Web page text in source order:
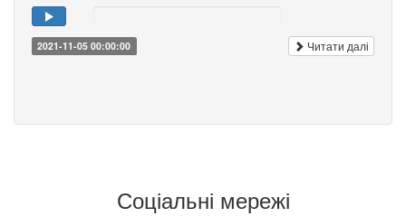
2021-11-05 00:00:00 Читати далі
Соціальні мережі